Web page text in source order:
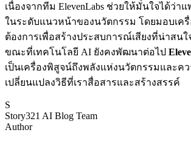
เนื่องจากทีม ElevenLabs ช่วยให้มั่นใจได้ว่า
ในระดับแนวหน้าของนวัตกรรม โดยมอบเค
ต้องการเพื่อสร้างประสบการณ์เสียงที่น่าสน
ขณะที่เทคโนโลยี AI ยังคงพัฒนาต่อไป
เป็นเครื่องพิสูจน์ถึงพลังแห่งนวัตกรรมและค
เปลี่ยนแปลงวิธีที่เราสื่อสารและสร้างสรรค์
S
Story321 AI Blog Team
Author